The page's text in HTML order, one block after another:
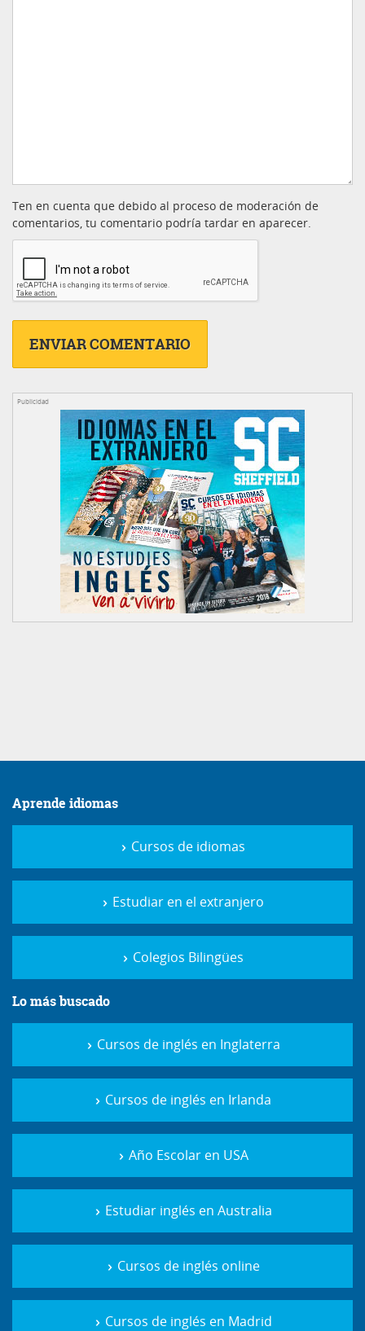
Ten en cuenta que debido al proceso de moderación de
comentarios, tu comentario podría tardar en aparecer.
Publicidad
Aprende idiomas
Cursos de idiomas
Estudiar en el extranjero
Colegios Bilingües
Lo más buscado
Cursos de inglés en Inglaterra
Cursos de inglés en Irlanda
Año Escolar en USA
Estudiar inglés en Australia
Cursos de inglés online
Cursos de inglés en Madrid